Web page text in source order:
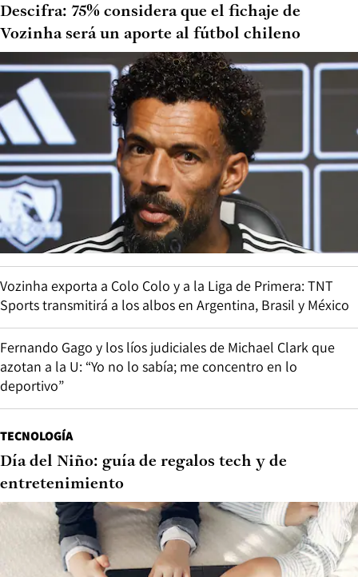
Descifra: 75% considera que el fichaje de
Vozinha será un aporte al fútbol chileno
Vozinha exporta a Colo Colo y a la Liga de Primera: TNT
Sports transmitirá a los albos en Argentina, Brasil y México
Fernando Gago y los líos judiciales de Michael Clark que
azotan a la U: “Yo no lo sabía; me concentro en lo
deportivo”
TECNOLOGÍA
Día del Niño: guía de regalos tech y de
entretenimiento